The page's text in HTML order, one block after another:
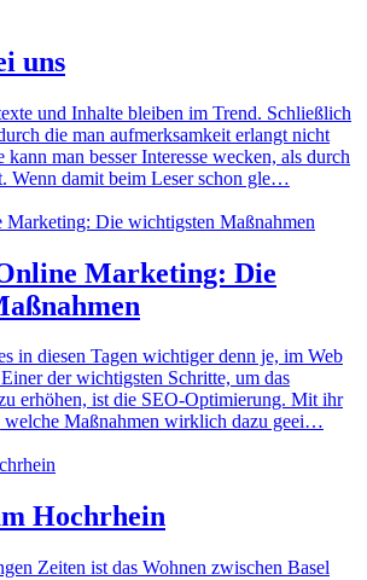
uns
und Inhalte bleiben im Trend. Schließlich
die man aufmerksamkeit erlangt nicht
man besser Interesse wecken, als durch
Wenn damit beim Leser schon gle…
Marketing: Die
in diesen Tagen wichtiger denn je, im Web
der wichtigsten Schritte, um das
erhöhen, ist die SEO-Optimierung. Mit ihr
welche Maßnahmen wirklich dazu geei…
Hochrhein
Zeiten ist das Wohnen zwischen Basel